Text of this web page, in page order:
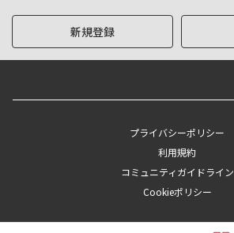
新規登録
プライバシーポリシー
利用規約
コミュニティガイドライン
Cookieポリシー